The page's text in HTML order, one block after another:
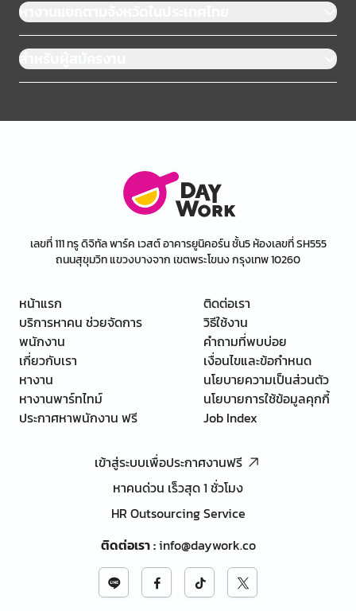
หางานแยกตามจังหวัดในประเทศไทย
สำหรับผู้สมัครงาน
เลขที่ 111 ทรู ดิจิทัล พาร์ค เวสต์ อาคารยูนิคอร์น ชั้น5 ห้องเลขที่ SH555
ถนนสุขุมวิท แขวงบางจาก เขตพระโขนง กรุงเทพ 10260
หน้าแรก
บริการหาคน ช่วยจัดการ
พนักงาน
เกี่ยวกับเรา
หางาน
หางานพาร์ทไทม์
ประกาศหาพนักงาน ฟรี
ติดต่อเรา
วิธีใช้งาน
คำถามที่พบบ่อย
เงื่อนไขและข้อกำหนด
นโยบายความเป็นส่วนตัว
นโยบายการใช้ข้อมูลคุกกี้
Job Index
เข้าสู่ระบบเพื่อประกาศงานฟรี
หาคนด่วน เร็วสุด 1 ชั่วโมง
HR Outsourcing Service
ติดต่อเรา:info@daywork.co